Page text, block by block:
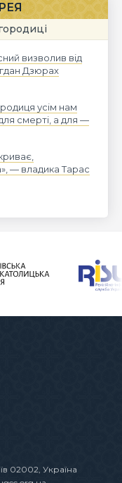
визволив від
Дзюрах
усім нам
смерті, а для —
— владика Тарас
02002, Україна